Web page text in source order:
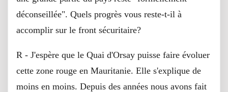
déconseillée". Quels progrès vous reste-t-il à
accomplir sur le front sécuritaire?
R - J'espère que le Quai d'Orsay puisse faire évoluer
cette zone rouge en Mauritanie. Elle s'explique de
moins en moins. Depuis des années nous avons fait